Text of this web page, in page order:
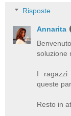
Risposte
Annarita
soluzione
I ragazzi
queste
Resto in